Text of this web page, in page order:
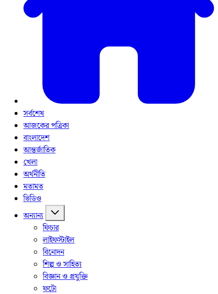
সর্বশেষ
আজকের পত্রিকা
বাংলাদেশ
আন্তর্জাতিক
খেলা
অর্থনীতি
মতামত
ভিডিও
অন্যান্য
ফিচার
লাইফস্টাইল
বিনোদন
শিল্প ও সাহিত্য
বিজ্ঞান ও প্রযুক্তি
ফটো